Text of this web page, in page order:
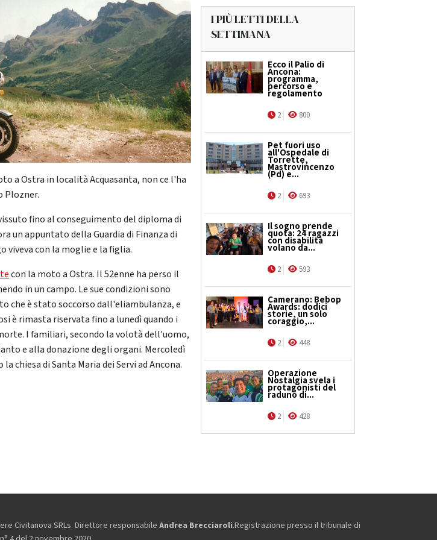
a Ostra in località Acquasanta, non ce l'ha
Plozner.
fino al conseguimento del diploma di
un appuntato della Guardia di Finanza di
viveva con la moglie e la figlia.
con la moto a Ostra. Il 52enne ha perso il
in un campo. Le sue condizioni sono
che è stato soccorso dall'eliambulanza, e
è rimasta riservata fino a lunedì quando i
I familiari, secondo la volotà dell'uomo,
e alla donazione degli organi. Mercoledì
chiesa di Santa Maria dei Servi ad Ancona.
I PIÙ LETTI DELLA
SETTIMANA
Ecco il Palio di
Ancona:
programma,
percorso e
regolamento
2 800
Pet fuori uso
all'Ospedale di
Torrette,
Mastrovincenzo
(Pd) e...
2 693
Il sogno prende
quota: 24 ragazzi
con disabilità
volano da...
2 593
Camerano: Bebop
Awards: dodici
storie, un solo
coraggio,...
2 448
Operazione
Nostalgia svela i
protagonisti del
raduno di...
2 428
Civitanova SRLs. Direttore responsabile Andrea Brecciaroli.Registrazione presso il tribunale di